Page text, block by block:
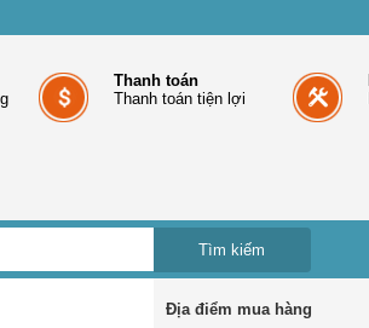
Thanh toán
Thanh toán tiện lợi
Địa điểm mua hàng